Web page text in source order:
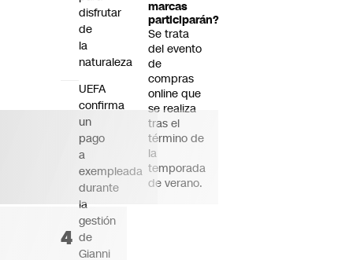
marcas
participarán?
Se trata
del evento
de
compras
online que
se realiza
tras el
término de
la
temporada
de verano.
disfrutar
de
la
naturaleza
UEFA
confirma
un
pago
a
exempleada
durante
la
gestión
de
Gianni